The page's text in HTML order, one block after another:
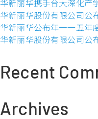
华新丽华携手台大深化产
华新丽华股份有限公司公
华新丽华公布年一一五年
华新丽华股份有限公司公
Recent
Archives